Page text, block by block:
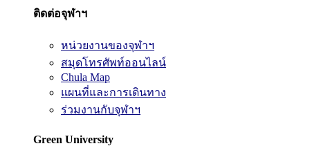
ติดต่อจุฬาฯ
หน่วยงานของจุฬาฯ
สมุดโทรศัพท์ออนไลน์
Chula Map
แผนที่และการเดินทาง
ร่วมงานกับจุฬาฯ
Green University